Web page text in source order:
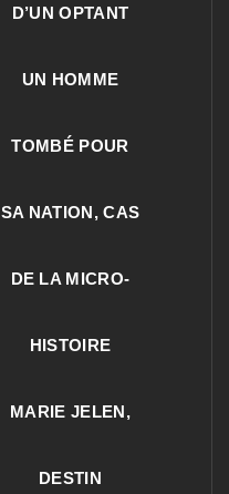
D’UN OPTANT
UN HOMME
TOMBÉ POUR
SA NATION, CAS
DE LA MICRO-
HISTOIRE
MARIE JELEN,
DESTIN